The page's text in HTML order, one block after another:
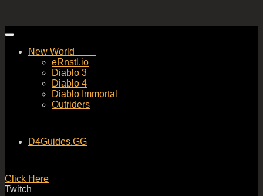
Skip
contentNew World
eRnstl.io
Diablo 3
Diablo 4
Diablo Immortal
Outriders
D4Guides.GG
Click Here
Twitch